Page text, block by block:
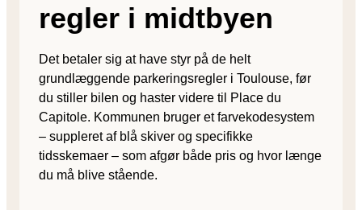
regler i midtbyen
Det betaler sig at have styr på de helt
grundlæggende parkerings­regler i Toulouse, før
du stiller bilen og haster videre til Place du
Capitole. Kommunen bruger et farvekodesystem
– suppleret af blå skiver og specifikke
tidsskemaer – som afgør både pris og hvor længe
du må blive stående.